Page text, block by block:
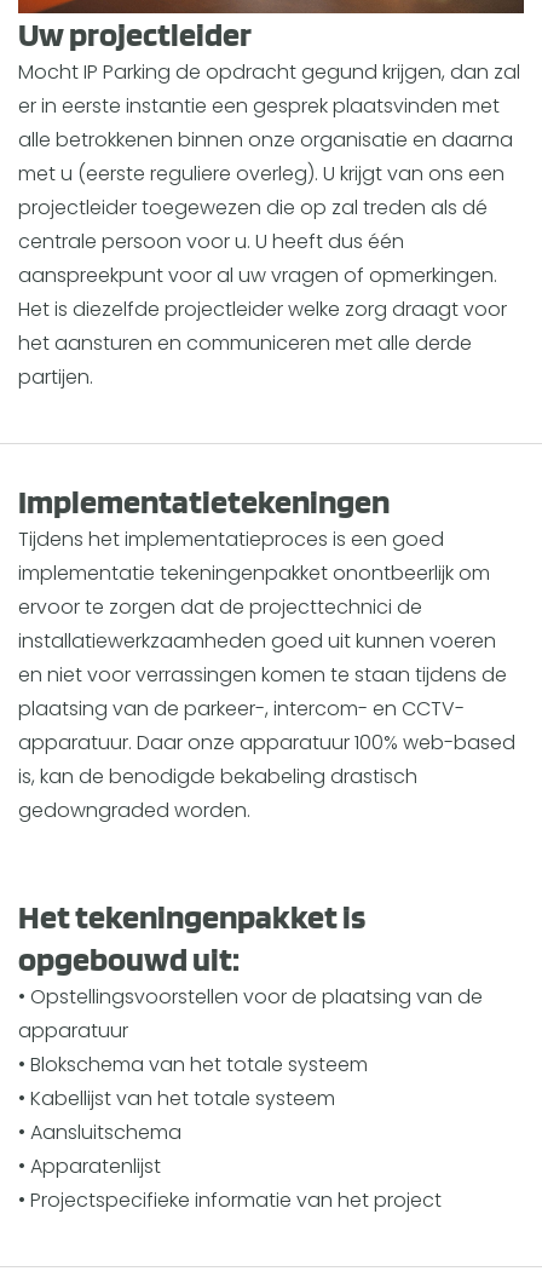
Uw projectleider
Mocht IP Parking de opdracht gegund krijgen, dan zal
er in eerste instantie een gesprek plaatsvinden met
alle betrokkenen binnen onze organisatie en daarna
met u (eerste reguliere overleg). U krijgt van ons een
projectleider toegewezen die op zal treden als dé
centrale persoon voor u. U heeft dus één
aanspreekpunt voor al uw vragen of opmerkingen.
Het is diezelfde projectleider welke zorg draagt voor
het aansturen en communiceren met alle derde
partijen.
Implementatietekeningen
Tijdens het implementatieproces is een goed
implementatie tekeningenpakket onontbeerlijk om
ervoor te zorgen dat de projecttechnici de
installatiewerkzaamheden goed uit kunnen voeren
en niet voor verrassingen komen te staan tijdens de
plaatsing van de parkeer-, intercom- en CCTV-
apparatuur. Daar onze apparatuur 100% web-based
is, kan de benodigde bekabeling drastisch
gedowngraded worden.
Het tekeningenpakket is
opgebouwd uit:
• Opstellingsvoorstellen voor de plaatsing van de
apparatuur
• Blokschema van het totale systeem
• Kabellijst van het totale systeem
• Aansluitschema
• Apparatenlijst
• Projectspecifieke informatie van het project